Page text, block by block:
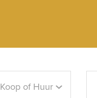
Koop of Huur